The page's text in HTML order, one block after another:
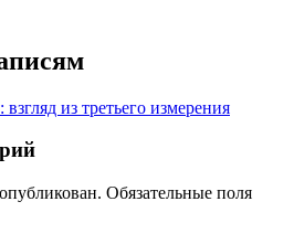
из третьего измерения
Обязательные поля